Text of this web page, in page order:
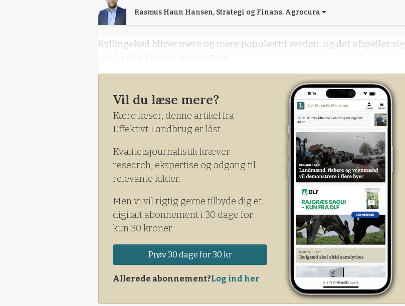
Rasmus Haun Hansen, Strategi og Finans, Agrocura
Kyllingekød bliver mere og mere populært i verden, og det afspejler sig
Vil du læse mere?
Kære læser, denne artikel fra
Effektivt Landbrug er låst.
Kvalitetsjournalistik kræver
research, ekspertise og adgang til
relevante kilder.
Men vi vil rigtig gerne tilbyde dig et
digitalt abonnement i 30 dage for
kun 30 kroner.
Prøv 30 dage for 30 kr
Allerede abonnement?Log ind her